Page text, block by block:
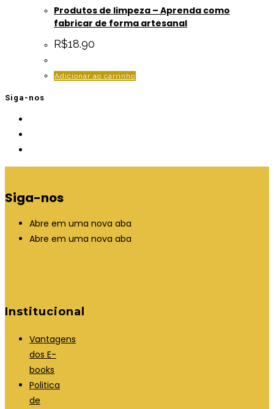
Produtos de limpeza – Aprenda como
fabricar de forma artesanal
R$18.90
Adicionar ao carrinho
Siga-nos
Siga-nos
Abre em uma nova aba
Abre em uma nova aba
Institucional
Vantagens
dos E-
books
Politica
de